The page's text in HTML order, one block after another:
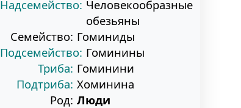
Надсемейство: Человекообразные
обезьяны
Семейство: Гоминиды
Подсемейство: Гоминины
Триба: Гоминини
Подтриба: Хоминина
Род: Люди